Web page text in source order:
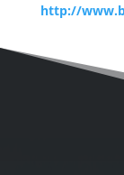
http://